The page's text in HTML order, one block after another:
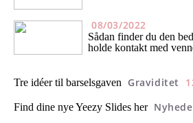
08/03/2022
Sådan finder du den
holde kontakt med
Tre idéer til barselsgaven Graviditet
Find dine nye Yeezy Slides her